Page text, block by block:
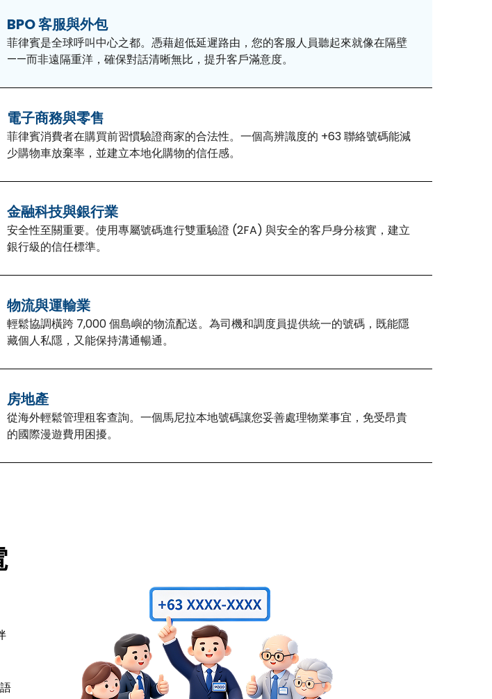
BPO 客服與外包
菲律賓是全球呼叫中心之都。憑藉超低延遲路由，您的客服人員聽起來就像在隔壁
——而非遠隔重洋，確保對話清晰無比，提升客戶滿意度。
電子商務與零售
菲律賓消費者在購買前習慣驗證商家的合法性。一個高辨識度的 +63 聯絡號碼能減
少購物車放棄率，並建立本地化購物的信任感。
金融科技與銀行業
安全性至關重要。使用專屬號碼進行雙重驗證 (2FA) 與安全的客戶身分核實，建立
銀行級的信任標準。
物流與運輸業
輕鬆協調橫跨 7,000 個島嶼的物流配送。為司機和調度員提供統一的號碼，既能隱
藏個人私隱，又能保持溝通暢通。
房地產
從海外輕鬆管理租客查詢。一個馬尼拉本地號碼讓您妥善處理物業事宜，免受昂貴
的國際漫遊費用困擾。